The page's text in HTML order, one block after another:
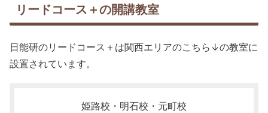
リードコース＋の開講教室
日能研のリードコース＋は関西エリアのこちら↓の教室に
設置されています。
姫路校・明石校・元町校